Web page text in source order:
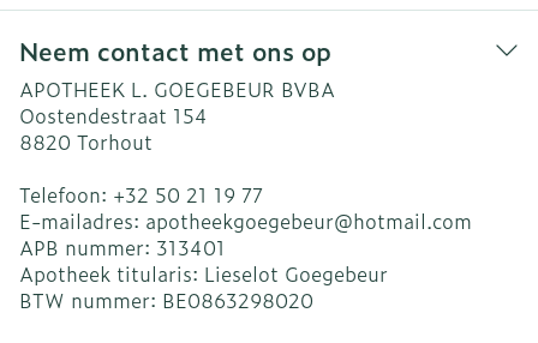
Neem contact met ons op
APOTHEEK L. GOEGEBEUR BVBA
Oostendestraat 154
8820 Torhout
Telefoon: +32 50 21 19 77
E-mailadres: apotheekgoegebeur@hotmail.com
APB nummer: 313401
Apotheek titularis: Lieselot Goegebeur
BTW nummer: BE0863298020